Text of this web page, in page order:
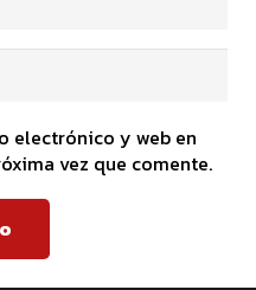
electrónico y web en
vez que comente.